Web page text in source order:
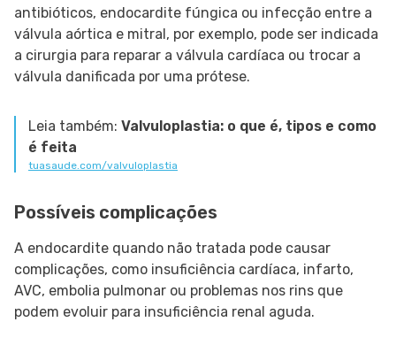
antibióticos, endocardite fúngica ou infecção entre a
válvula aórtica e mitral, por exemplo, pode ser indicada
a cirurgia para reparar a válvula cardíaca ou trocar a
válvula danificada por uma prótese.
Leia também: Valvuloplastia: o que é, tipos e como
é feita
tuasaude.com/valvuloplastia
Possíveis complicações
A endocardite quando não tratada pode causar
complicações, como insuficiência cardíaca, infarto,
AVC, embolia pulmonar ou problemas nos rins que
podem evoluir para insuficiência renal aguda.